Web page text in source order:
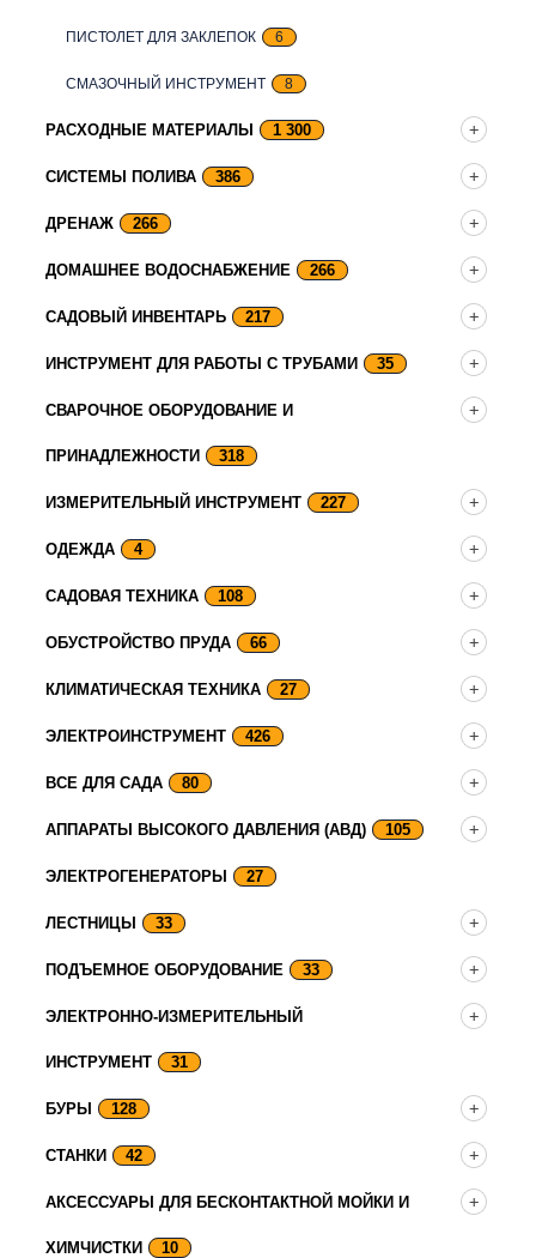
ПИСТОЛЕТ ДЛЯ ЗАКЛЕПОК 6
СМАЗОЧНЫЙ ИНСТРУМЕНТ 8
РАСХОДНЫЕ МАТЕРИАЛЫ 1 300
СИСТЕМЫ ПОЛИВА 386
ДРЕНАЖ 266
ДОМАШНЕЕ ВОДОСНАБЖЕНИЕ 266
САДОВЫЙ ИНВЕНТАРЬ 217
ИНСТРУМЕНТ ДЛЯ РАБОТЫ С ТРУБАМИ 35
СВАРОЧНОЕ ОБОРУДОВАНИЕ И
ПРИНАДЛЕЖНОСТИ 318
ИЗМЕРИТЕЛЬНЫЙ ИНСТРУМЕНТ 227
ОДЕЖДА 4
САДОВАЯ ТЕХНИКА 108
ОБУСТРОЙСТВО ПРУДА 66
КЛИМАТИЧЕСКАЯ ТЕХНИКА 27
ЭЛЕКТРОИНСТРУМЕНТ 426
ВСЕ ДЛЯ САДА 80
АППАРАТЫ ВЫСОКОГО ДАВЛЕНИЯ (АВД) 105
ЭЛЕКТРОГЕНЕРАТОРЫ 27
ЛЕСТНИЦЫ 33
ПОДЪЕМНОЕ ОБОРУДОВАНИЕ 33
ЭЛЕКТРОННО-ИЗМЕРИТЕЛЬНЫЙ
ИНСТРУМЕНТ 31
БУРЫ 128
СТАНКИ 42
АКСЕССУАРЫ ДЛЯ БЕСКОНТАКТНОЙ МОЙКИ И
ХИМЧИСТКИ 10